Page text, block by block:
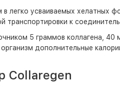
легко усваиваемых хелатных
транспортировки к
5 граммов коллагена,
дополнительные
Collaregen